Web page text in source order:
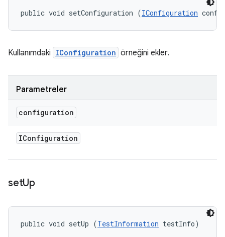
public void setConfiguration (IConfiguration
Kullanımdaki IConfiguration örneğini ekler.
Parametreler
configuration
IConfiguration
setUp
public void setUp (TestInformation testInfo)